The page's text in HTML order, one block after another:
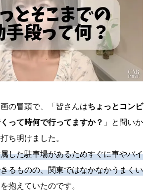
の冒頭で、「皆さんはちょっとコンビ
って時何で行ってますか？ 」と問いか
ち明けました。
した駐車場があるためすぐに車やバイ
るものの、関東ではなかなかうまくい
抱えていたのです。